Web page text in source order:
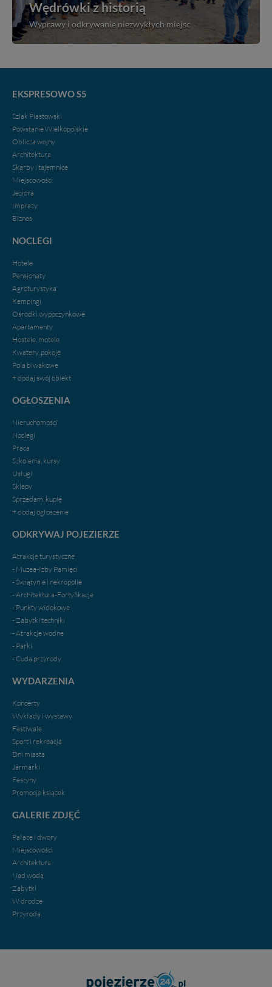
Wędrówki z historią
Wyprawy i odkrywanie niezwykłych miejsc
EKSPRESOWO S5
Szlak Piastowski
Powstanie Wielkopolskie
Oblicza wojny
Architektura
Skarby i tajemnice
Miejscowości
Jeziora
Imprezy
Biznes
NOCLEGI
Hotele
Pensjonaty
Agroturystyka
Kempingi
Ośrodki wypoczynkowe
Apartamenty
Hostele, motele
Kwatery, pokoje
Pola biwakowe
+ dodaj swój obiekt
OGŁOSZENIA
Nieruchomości
Noclegi
Praca
Szkolenia, kursy
Usługi
Sklepy
Sprzedam, kupię
+ dodaj ogłoszenie
ODKRYWAJ POJEZIERZE
Atrakcje turystyczne
- Muzea-Izby Pamięci
- Świątynie i nekropolie
- Architektura-Fortyfikacje
- Punkty widokowe
- Zabytki techniki
- Atrakcje wodne
- Parki
- Cuda przyrody
WYDARZENIA
Koncerty
Wykłady i wystawy
Festiwale
Sport i rekreacja
Dni miasta
Jarmarki
Festyny
Promocje ksiązek
GALERIE ZDJĘĆ
Pałace i dwory
Miejscowości
Architektura
Nad wodą
Zabytki
W drodze
Przyroda